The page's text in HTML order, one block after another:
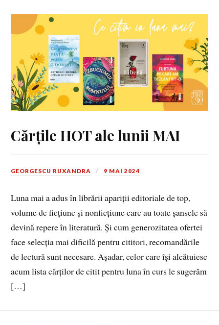
Cărțile HOT ale lunii MAI
GEORGESCU RUXANDRA 9 MAI 2024
Luna mai a adus în librării apariții editoriale de top,
volume de ficțiune și nonficțiune care au toate șansele să
devină repere în literatură. Și cum generozitatea ofertei
face selecția mai dificilă pentru cititori, recomandările
de lectură sunt necesare. Așadar, celor care își alcătuiesc
acum lista cărților de citit pentru luna în curs le sugerăm
[…]